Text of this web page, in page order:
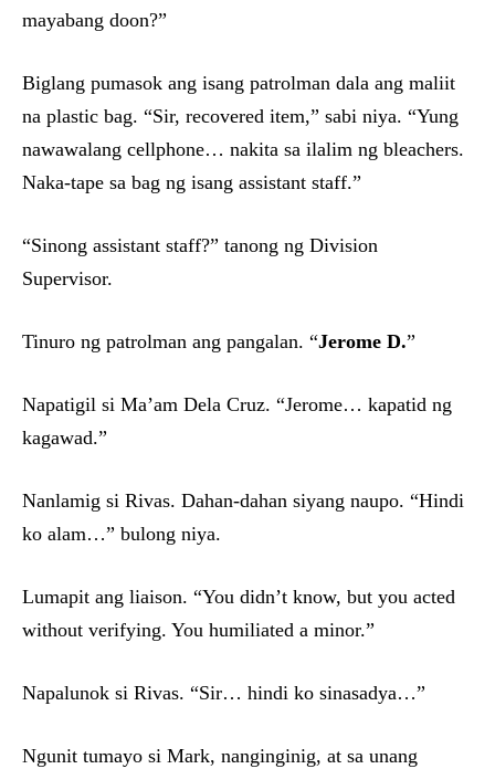
mayabang doon?”
Biglang pumasok ang isang patrolman dala ang maliit
na plastic bag. “Sir, recovered item,” sabi niya. “Yung
nawawalang cellphone… nakita sa ilalim ng bleachers.
Naka-tape sa bag ng isang assistant staff.”
“Sinong assistant staff?” tanong ng Division
Supervisor.
Tinuro ng patrolman ang pangalan. “Jerome D.”
Napatigil si Ma’am Dela Cruz. “Jerome… kapatid ng
kagawad.”
Nanlamig si Rivas. Dahan-dahan siyang naupo. “Hindi
ko alam…” bulong niya.
Lumapit ang liaison. “You didn’t know, but you acted
without verifying. You humiliated a minor.”
Napalunok si Rivas. “Sir… hindi ko sinasadya…”
Ngunit tumayo si Mark, nanginginig, at sa unang